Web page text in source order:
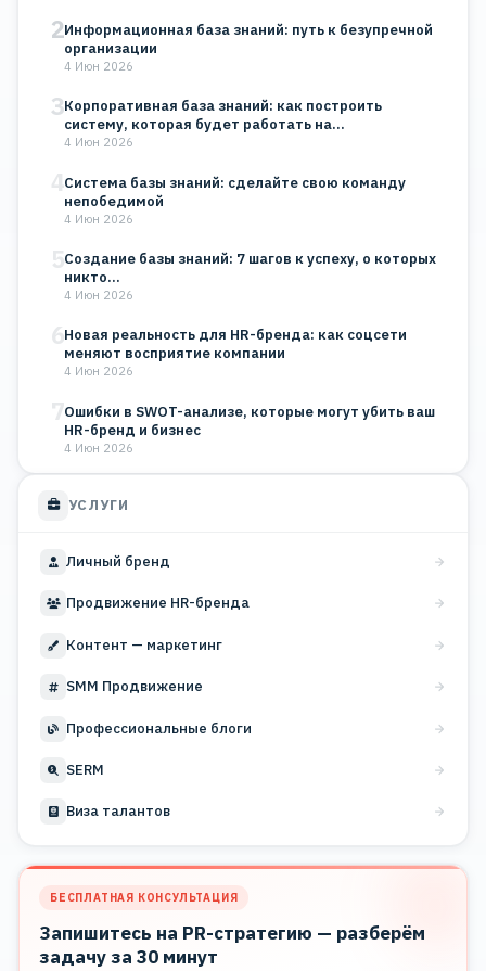
2Информационная база знаний: путь к безупречной
организации
4 Июн 2026
3Корпоративная база знаний: как построить
систему, которая будет работать на…
4 Июн 2026
4Система базы знаний: сделайте свою команду
непобедимой
4 Июн 2026
5Создание базы знаний: 7 шагов к успеху, о которых
никто…
4 Июн 2026
6Новая реальность для HR-бренда: как соцсети
меняют восприятие компании
4 Июн 2026
7Ошибки в SWOT-анализе, которые могут убить ваш
HR-бренд и бизнес
4 Июн 2026
УСЛУГИ
Личный бренд
Продвижение HR-бренда
Контент — маркетинг
SMM Продвижение
Профессиональные блоги
SERM
Виза талантов
БЕСПЛАТНАЯ КОНСУЛЬТАЦИЯ
Запишитесь на PR-стратегию — разберём
задачу за 30 минут